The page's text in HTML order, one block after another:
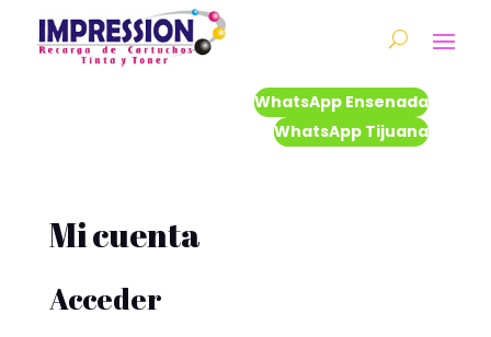
WhatsApp Ensenada
WhatsApp Tijuana
Mi cuenta
Acceder